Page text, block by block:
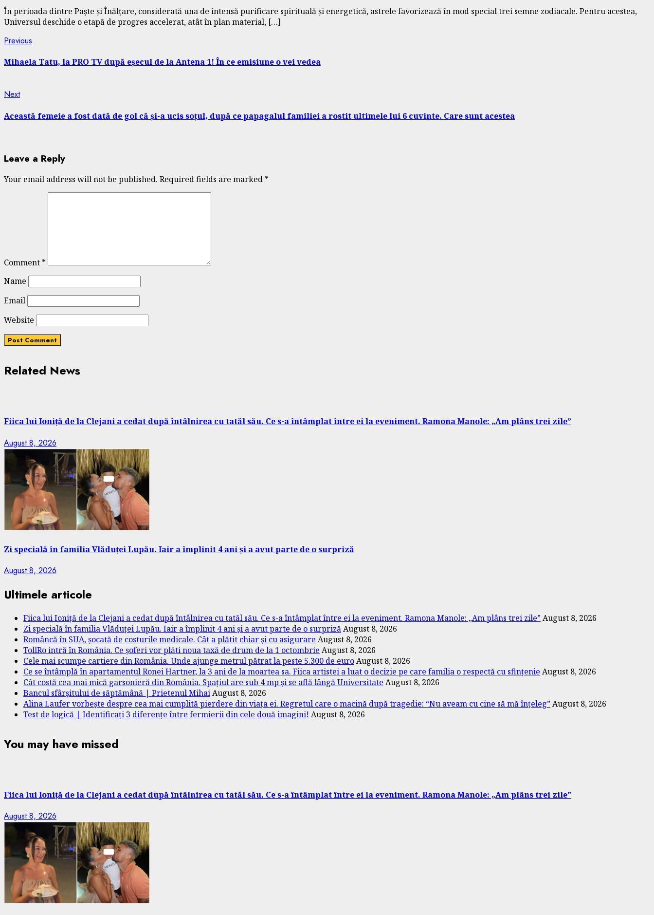
În perioada dintre Paște și Înălțare, considerată una de intensă purificare spirituală și energetică, astrele favorizează în mod special trei semne zodiacale. Pentru acestea,
Universul deschide o etapă de progres accelerat, atât în plan material, […]
Continue
Reading
Previous
Mihaela Tatu, la PRO TV după eșecul de la Antena 1! În ce emisiune o vei vedea
NextNext
Această femeie a fost dată de gol că și-a ucis soțul, după ce papagalul familiei a rostit ultimele lui 6 cuvinte. Care sunt acestea
Leave a Reply
Your email address will not be published. Required fields are marked *
Comment *
Name
Email
Website
Related News
Fiica lui Ioniță de la Clejani a cedat după întâlnirea cu tatăl său. Ce s-a întâmplat între ei la eveniment. Ramona Manole: „Am plâns trei zile”
August 8, 2026
Zi specială în familia Vlăduței Lupău. Iair a împlinit 4 ani și a avut parte de o surpriză
August 8, 2026
Ultimele articole
Fiica lui Ioniță de la Clejani a cedat după întâlnirea cu tatăl său. Ce s-a întâmplat între ei la eveniment. Ramona Manole: „Am plâns trei zile”August 8, 2026
Zi specială în familia Vlăduței Lupău. Iair a împlinit 4 ani și a avut parte de o surprizăAugust 8, 2026
Româncă în SUA, șocată de costurile medicale. Cât a plătit chiar și cu asigurare August 8, 2026
TollRo intră în România. Ce șoferi vor plăti noua taxă de drum de la 1 octombrie August 8, 2026
Cele mai scumpe cartiere din România. Unde ajunge metrul pătrat la peste 5.300 de euroAugust 8, 2026
Ce se întâmplă în apartamentul Ronei Hartner, la 3 ani de la moartea sa. Fiica artistei a luat o decizie pe care familia o respectă cu sfințenie August 8, 2026
Cât costă cea mai mică garsonieră din România. Spațiul are sub 4 mp și se află lângă Universitate August 8, 2026
Bancul sfârșitului de săptămână | Prietenul MihaiAugust 8, 2026
Alina Laufer vorbește despre cea mai cumplită pierdere din viața ei. Regretul care o macină după tragedie: “Nu aveam cu cine să mă înțeleg”August 8, 2026
Test de logică | Identificați 3 diferențe între fermierii din cele două imagini! August 8, 2026
You may have missed
Fiica lui Ioniță de la Clejani a cedat după întâlnirea cu tatăl său. Ce s-a întâmplat între ei la eveniment. Ramona Manole: „Am plâns trei zile”
August 8, 2026